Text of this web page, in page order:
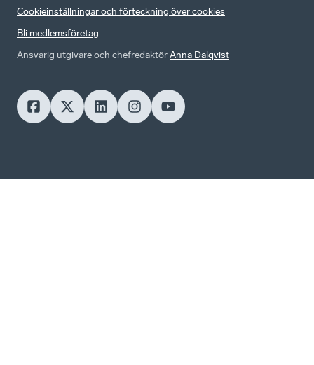
Cookieinställningar och förteckning över cookies
Bli medlemsföretag
Ansvarig utgivare och chefredaktörAnna Dalqvist